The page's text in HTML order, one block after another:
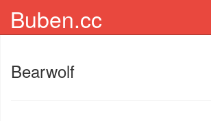
Buben.cc
Bearwolf